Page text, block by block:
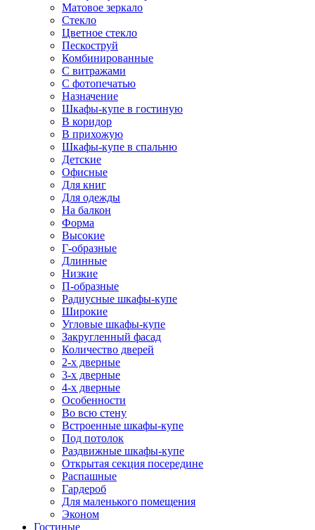
Матовое зеркало
Стекло
Цветное стекло
Пескоструй
Комбинированные
С витражами
С фотопечатью
Назначение
Шкафы-купе в гостиную
В коридор
В прихожую
Шкафы-купе в спальню
Детские
Офисные
Для книг
Для одежды
На балкон
Форма
Высокие
Г-образные
Длинные
Низкие
П-образные
Радиусные шкафы-купе
Широкие
Угловые шкафы-купе
Закругленный фасад
Количество дверей
2-х дверные
3-х дверные
4-х дверные
Особенности
Во всю стену
Встроенные шкафы-купе
Под потолок
Раздвижные шкафы-купе
Открытая секция посередине
Распашные
Гардероб
Для маленького помещения
Эконом
Гостиные